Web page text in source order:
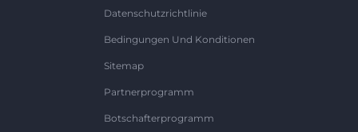
Datenschutzrichtlinie
Bedingungen Und Konditionen
Sitemap
Partnerprogramm
Botschafterprogramm